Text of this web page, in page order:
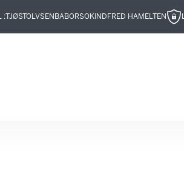
: TJØSTOLVSEN BABORSOKIND FRED HAMELTEN